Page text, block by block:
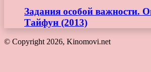
Задания особой важности.
Тайфун (2013)
© Copyright 2026, Kinomovi.net